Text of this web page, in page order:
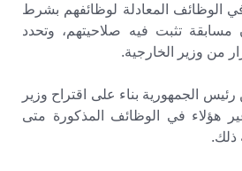
الوظائف المعادلة لوظائفهم بشرط
مسابقة تثبت فيه صلاحيتهم، وتحدد
من وزير الخارجية.
الجمهورية بناء على اقتراح وزير
هؤلاء في الوظائف المذكورة متى
ذلك.